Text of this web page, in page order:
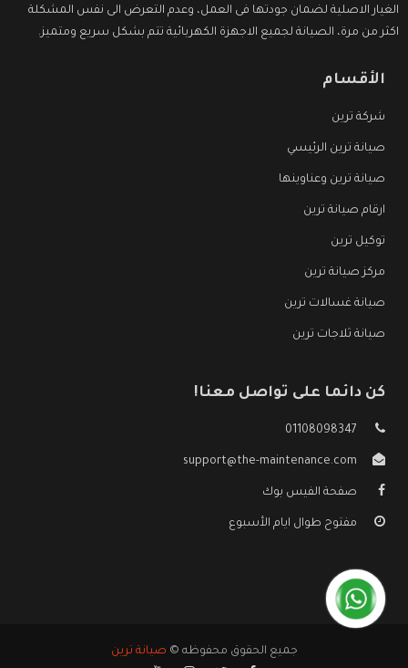
الغيار الاصلية لضمان جودتها فى العمل، وعدم التعرض الى نفس المشكلة
اكثر من مرة، الصيانة لجميع الاجهزة الكهربائية تتم بشكل سريع ومتميز.
الأقسام
شركة ترين
صيانة ترين الرئيسي
صيانة ترين وعناوينها
ارقام صيانة ترين
توكيل ترين
مركز صيانة ترين
صيانة غسالات ترين
صيانة ثلاجات ترين
كن دائما على تواصل معنا!
01108098347
support@the-maintenance.com
صفحة الفيس بوك
مفتوح طوال ايام الأسبوع
جميع الحقوق محفوظه © صيانة ترين